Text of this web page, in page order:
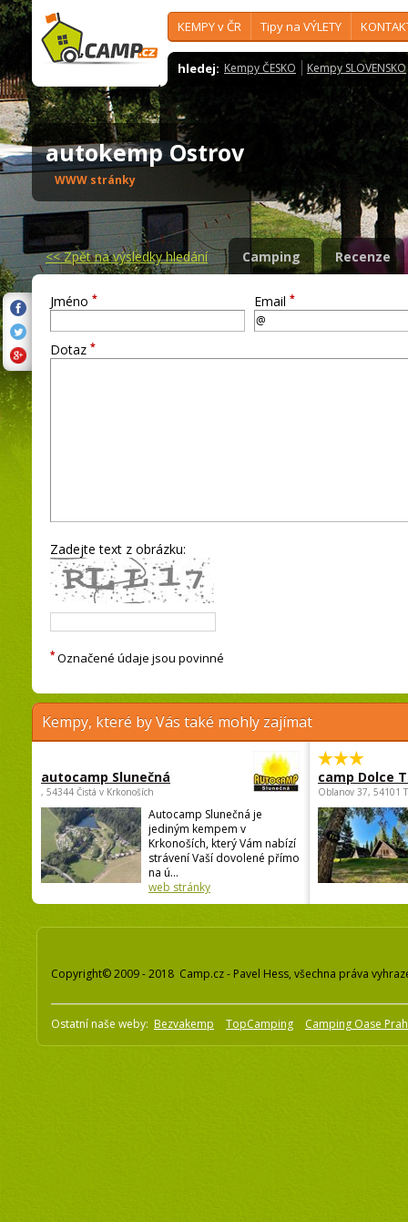
KEMPY v ČR Tipy na VÝLETY
hledej: Kempy ČESKO Kempy SLOVENSKO
autokemp Ostrov
WWW stránky
<<Zpět na výsledky hledání Camping Recenze
Jméno * Email *
Dotaz *
Zadejte text z obrázku:
* Označené údaje jsou povinné
Kempy, které by Vás také mohly zajímat
autocamp Slunečná
, 54344 Čistá v Krkonoších
Autocamp Slunečná je
jediným kempem v
Krkonoších, který Vám nabízí
strávení Vaší dovolené přímo
na ú...
web stránky
camp Dolce
Oblanov 37, 54101
Copyright© 2009 - 2018 Camp.cz - Pavel Hess, všechna práva
Ostatní naše weby: Bezvakemp TopCamping Camping Oase